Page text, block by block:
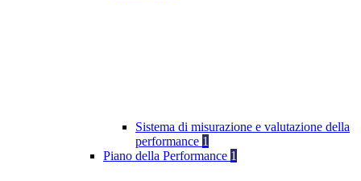
Sistema di misurazione e valutazione della
performance 1
Piano della Performance 1